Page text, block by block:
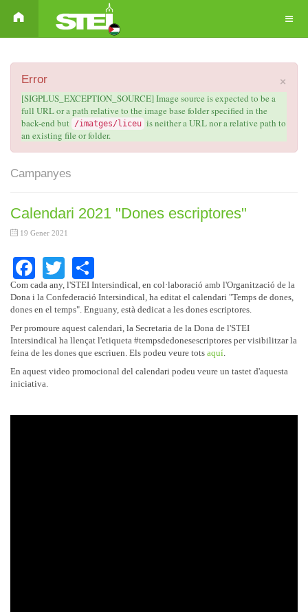
×
Error
[SIGPLUS_EXCEPTION_SOURCE] Image source is expected to be a
full URL or a path relative to the image base folder specified in the
back-end but /imatges/liceu is neither a URL nor a relative path to
an existing file or folder.
Campanyes
Calendari 2021 "Dones escriptores"
19 Gener 2021
Facebook
Twitter
Com cada any, l'STEI Intersindical, en col·laboració amb l'Organització de la
Dona i la Confederació Intersindical, ha editat el calendari "Temps de dones,
dones en el temps". Enguany, està dedicat a les dones escriptores.
Per promoure aquest calendari, la Secretaria de la Dona de l'STEI
Intersindical ha llençat l'etiqueta #tempsdedonesescriptores per visibilitzar la
feina de les dones que escriuen. Els podeu veure tots aquí
En aquest video promocional del calendari podeu veure un tastet d'aquesta
iniciativa.